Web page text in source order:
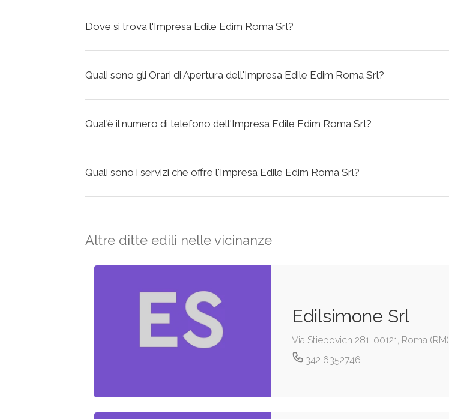
Dove si trova l'Impresa Edile Edim Roma Srl?
Quali sono gli Orari di Apertura dell'Impresa Edile Edim Roma Srl?
Qual'è il numero di telefono dell'Impresa Edile Edim Roma Srl?
Quali sono i servizi che offre l'Impresa Edile Edim Roma Srl?
Altre ditte edili nelle vicinanze
Edilsimone Srl
Via Stiepovich 281, 00121, Roma (RM)
342 6352746